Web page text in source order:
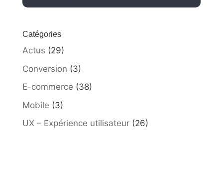
Catégories
Actus (29)
Conversion (3)
E-commerce (38)
Mobile (3)
UX – Expérience utilisateur(26)